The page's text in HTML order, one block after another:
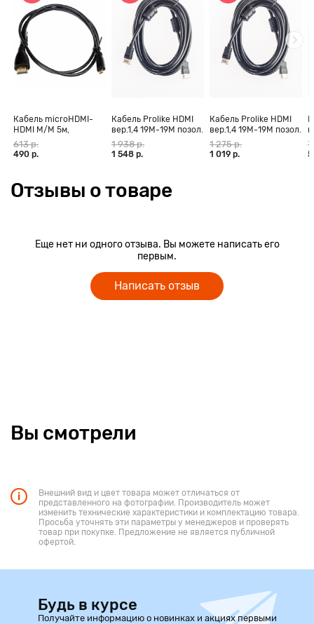
Кабель microHDMI-
HDMI M/M 5м,
позолоченные
контакты Blister box
613 р.
490 р.
Кабель Prolike HDMI
вер.1,4 19М-19М позол.
конт., ферритовые
кольца, 30 м
1 938 р.
1 548 р.
Кабель Prolike HDMI
вер.1,4 19М-19М позол.
конт., ферритовые
кольца, 20 м
1 275 р.
1 019 р.
Отзывы о товаре
Еще нет ни одного отзыва. Вы можете написать его
первым.
Написать отзыв
Вы смотрели
Внешний вид и цвет товара может отличаться от
представленного на фотографии. Производитель может
изменить технические характеристики и комплектацию товара.
Просьба уточнять эти параметры у менеджеров и проверять
товар при покупке. Предложение не является публичной
офертой.
Будь в курсе
Получайте информацию о новинках и акциях первыми